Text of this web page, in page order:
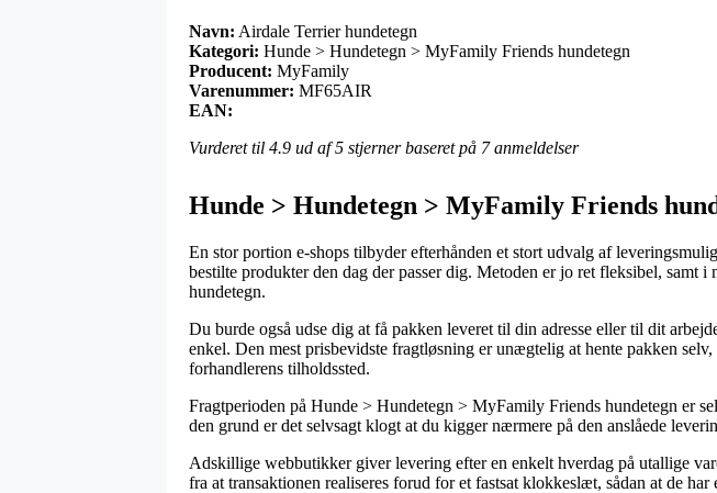
Navn: Airdale Terrier hundetegn
Kategori: Hunde > Hundetegn > MyFamily Friends hundetegn
Producent: MyFamily
Varenummer: MF65AIR
EAN:
Vurderet til 4.9 ud af 5 stjerner baseret på 7anmeldelser
Hunde > Hundetegn > MyFamily Friends
En stor portion e-shops tilbyder efterhånden et stort udvalg af
bestilte produkter den dag der passer dig. Metoden er jo ret fleksibel,
hundetegn.
Du burde også udse dig at få pakken leveret til din adresse eller til dit
enkel. Den mest prisbevidste fragtløsning er unægtelig at hente pakken
forhandlerens tilholdssted.
Fragtperioden på Hunde > Hundetegn > MyFamily Friends hundetegn er
den grund er det selvsagt klogt at du kigger nærmere på den anslåede
Adskillige webbutikker giver levering efter en enkelt hverdag på utallige
fra at transaktionen realiseres forud for et fastsat klokkeslæt, sådan at de